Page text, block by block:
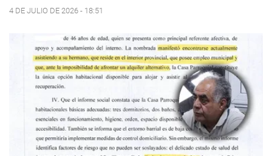
4 DE JULIO DE 2026 - 18:51